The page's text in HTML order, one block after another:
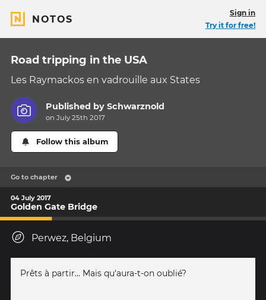
NOTOS
Sign in
Try it for free!
Road tripping in the USA
Les Raymackos en vadrouille aux States
Published bySchwarznold
on July 25th 2017
Follow this album
Go to chapter
04 July 2017
Golden Gate Bridge
Perwez, Belgium
Prêts à partir... Mais qu'aura-t-on oublié?